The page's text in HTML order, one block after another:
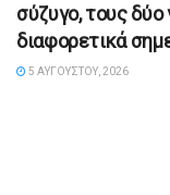
σύζυγο, τους δύο
διαφορετικά
5 ΑΥΓΟΎΣΤΟΥ, 2026